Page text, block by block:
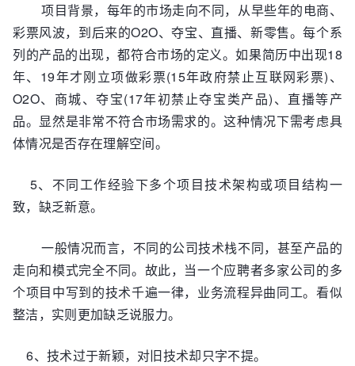
项目背景，每年的市场走向不同，从早些年的电商、
彩票风波，到后来的O2O、夺宝、直播、新零售。每个系
列的产品的出现，都符合市场的定义。如果简历中出现18
年、19年才刚立项做彩票(15年政府禁止互联网彩票)、
O2O、商城、夺宝(17年初禁止夺宝类产品)、直播等产
品。显然是非常不符合市场需求的。这种情况下需考虑具
体情况是否存在理解空间。
5、不同工作经验下多个项目技术架构或项目结构一
致，缺乏新意。
一般情况而言，不同的公司技术栈不同，甚至产品的
走向和模式完全不同。故此，当一个应聘者多家公司的多
个项目中写到的技术千遍一律，业务流程异曲同工。看似
整洁，实则更加缺乏说服力。
6、技术过于新颖，对旧技术却只字不提。